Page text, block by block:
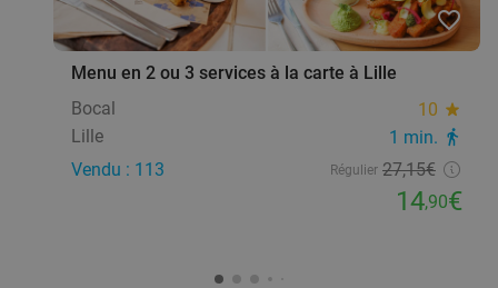
favorite_border
Menu en 2 ou 3 services à la carte à Lille
Bocal
10 star
Lille 1 min. directions_walk
Vendu : 113 Régulier 27,15€
14,90€